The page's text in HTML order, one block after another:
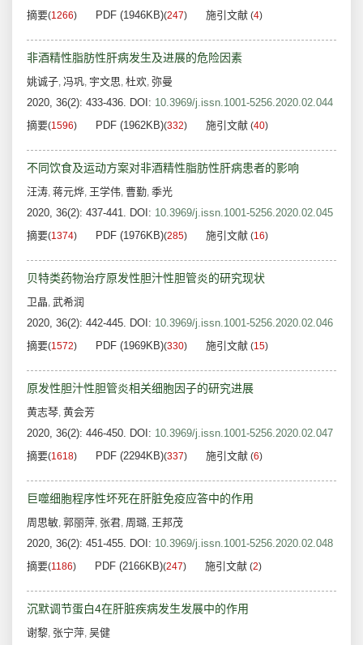
摘要(1266) PDF (1946KB)(247) 施引文献 (4)
非酒精性脂肪性肝病发生及进展的危险因素
姚诚子, 冯巩, 宇文思, 杜欢, 弥曼
2020, 36(2): 433-436. DOI: 10.3969/j.issn.1001-5256.2020.02.044
摘要(1596) PDF (1962KB)(332) 施引文献 (40)
不同饮食及运动方案对非酒精性脂肪性肝病患者的影响
汪涛, 蒋元烨, 王学伟, 曹勤, 季光
2020, 36(2): 437-441. DOI: 10.3969/j.issn.1001-5256.2020.02.045
摘要(1374) PDF (1976KB)(285) 施引文献 (16)
贝特类药物治疗原发性胆汁性胆管炎的研究现状
卫晶, 武希润
2020, 36(2): 442-445. DOI: 10.3969/j.issn.1001-5256.2020.02.046
摘要(1572) PDF (1969KB)(330) 施引文献 (15)
原发性胆汁性胆管炎相关细胞因子的研究进展
黄志琴, 黄会芳
2020, 36(2): 446-450. DOI: 10.3969/j.issn.1001-5256.2020.02.047
摘要(1618) PDF (2294KB)(337) 施引文献 (6)
巨噬细胞程序性坏死在肝脏免疫应答中的作用
周思敏, 郭丽萍, 张君, 周璐, 王邦茂
2020, 36(2): 451-455. DOI: 10.3969/j.issn.1001-5256.2020.02.048
摘要(1186) PDF (2166KB)(247) 施引文献 (2)
沉默调节蛋白4在肝脏疾病发生发展中的作用
谢黎, 张宁萍, 吴健